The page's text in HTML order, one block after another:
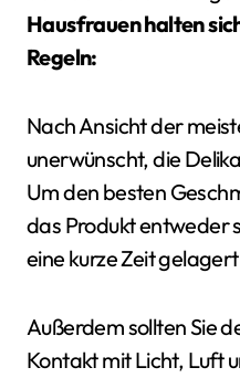
Hausfrauen halten
Regeln:
Nach Ansicht der
unerwünscht, die
Um den besten
das Produkt entweder
eine kurze Zeit
Außerdem sollten Sie
Kontakt mit Licht, Luft